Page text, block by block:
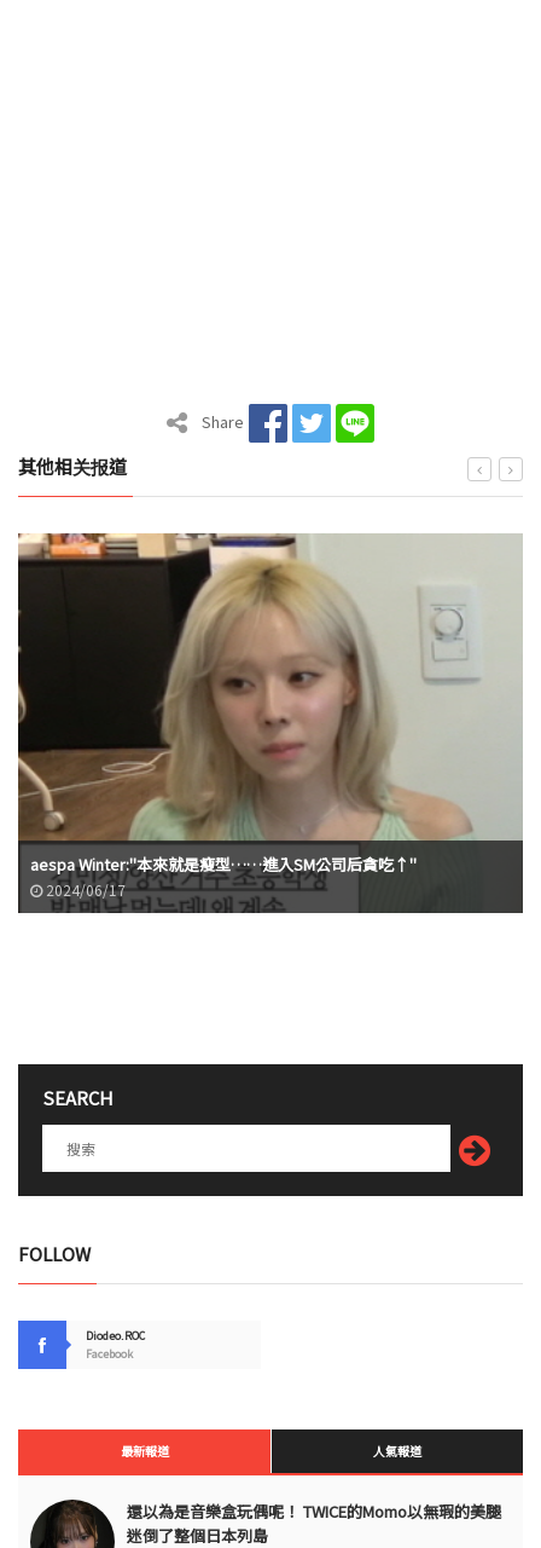
Share
其他相关报道
aespa Winter:"本來就是瘦型……進入SM公司后貪吃↑"
2024/06/17
SEARCH
FOLLOW
Diodeo.ROC
Facebook
最新報道 人氣報道
還以為是音樂盒玩偶呢！ TWICE的Momo以無瑕的美腿
迷倒了整個日本列島